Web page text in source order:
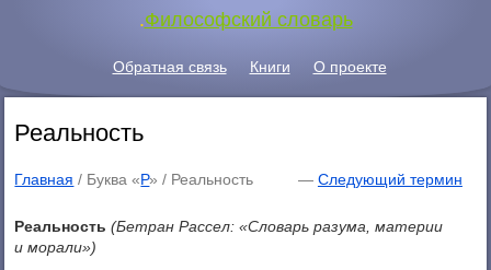
.Философский словарь
Обратная связь Книги О проекте
Реальность
Главная / Буква «Р» / Реальность — Следующий термин
Реальность (Бетран Рассел: «Словарь разума, материи
и морали»)